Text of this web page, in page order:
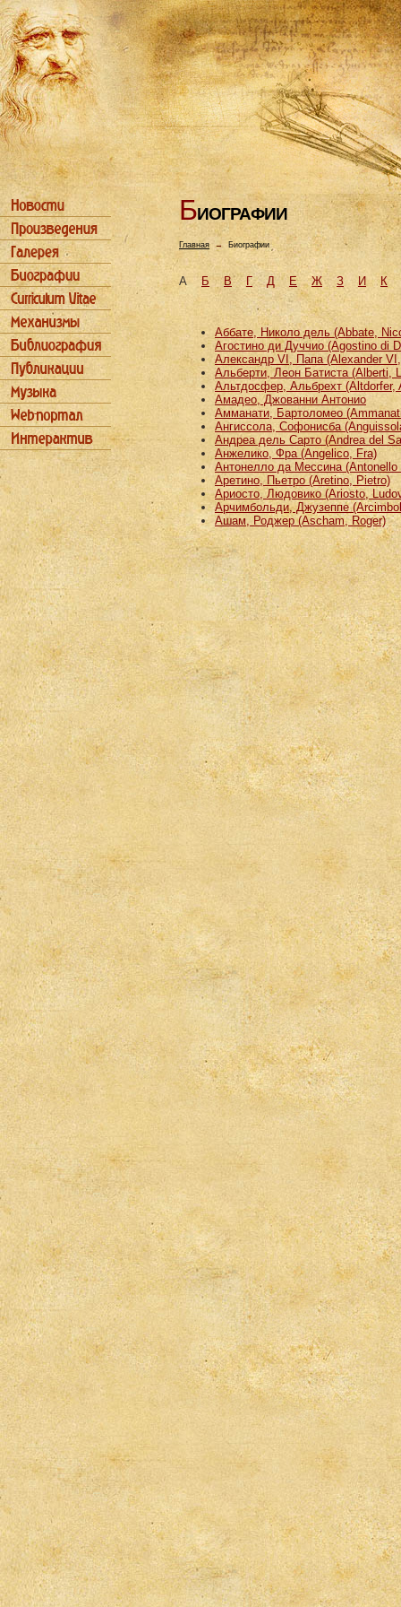
БИОГРАФИИ
Главная→ Биографии
АБ В Г Д Е Ж З И К
Аббате, Николо дель (Abbate,
Агостино ди Дуччио (Agostino di
Александр VI, Папа (Alexander
Альберти, Леон Батиста (Alberti,
Альтдосфер, Альбрехт (Altdorfer,
Амадео, Джованни Антонио
Амманати, Бартоломео
Ангиссола, Софонисба
Андреа дель Сарто (Andrea del
Анжелико, Фра (Angelico, Fra)
Антонелло да Мессина (Antonello
Аретино, Пьетро (Aretino, Pietro)
Ариосто, Людовико (Ariosto,
Арчимбольди, Джузеппе
Ашам, Роджер (Ascham, Roger)